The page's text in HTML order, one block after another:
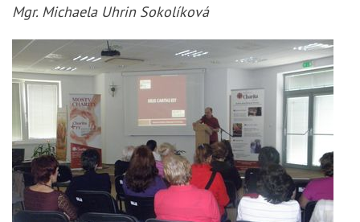
Mgr. Michaela Uhrin Sokolíková